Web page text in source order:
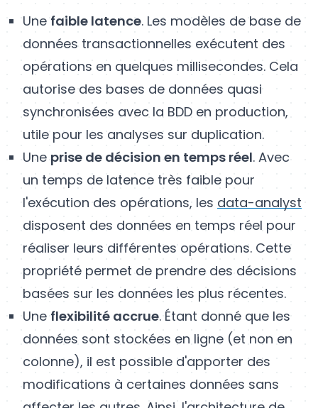
Une faible latence. Les modèles de base de
données transactionnelles exécutent des
opérations en quelques millisecondes. Cela
autorise des bases de données quasi
synchronisées avec la BDD en production,
utile pour les analyses sur duplication.
Une prise de décision en temps réel. Avec
un temps de latence très faible pour
l'exécution des opérations, les data-analyst
disposent des données en temps réel pour
réaliser leurs différentes opérations. Cette
propriété permet de prendre des décisions
basées sur les données les plus récentes.
Une flexibilité accrue. Étant donné que les
données sont stockées en ligne (et non en
colonne), il est possible d'apporter des
modifications à certaines données sans